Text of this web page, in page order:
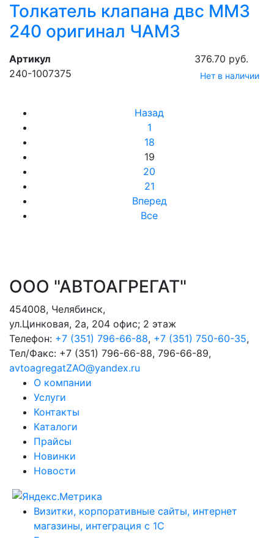
Толкатель клапана двс ММЗ
240 оригинал ЧАМЗ
Артикул
240-1007375
376.70 руб.
Нет в наличии
Назад
1
18
19
20
21
Вперед
Все
ООО "АВТОАГРЕГАТ"
454008, Челябинск,
ул.Цинковая, 2а, 204 офис; 2 этаж
Телефон: +7 (351) 796-66-88, +7 (351) 750-60-35,
Тел/Факс: +7 (351) 796-66-88, 796-66-89,
avtoagregatZAO@yandex.ru
О компании
Услуги
Контакты
Каталоги
Прайсы
Новинки
Новости
Визитки, корпоративные сайты, интернет
магазины, интеграция с 1С